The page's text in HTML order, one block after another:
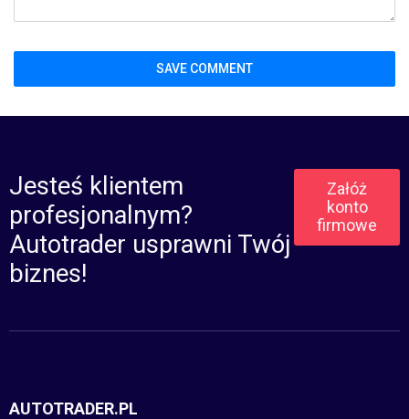
Jesteś klientem
profesjonalnym?
Autotrader usprawni Twój
biznes!
Załóż
konto
firmowe
AUTOTRADER.PL